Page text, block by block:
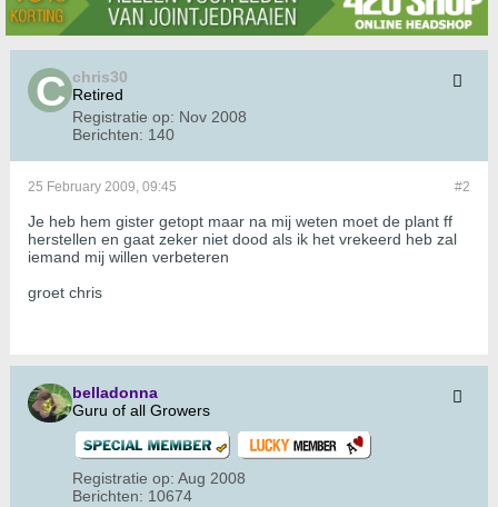
chris30
Retired
Registratie op: Nov 2008
Berichten: 140
#2
25 February 2009, 09:45
Je heb hem gister getopt maar na mij weten moet de plant ff
herstellen en gaat zeker niet dood als ik het vrekeerd heb zal
iemand mij willen verbeteren
groet chris
belladonna
Guru of all Growers
Registratie op: Aug 2008
Berichten: 10674